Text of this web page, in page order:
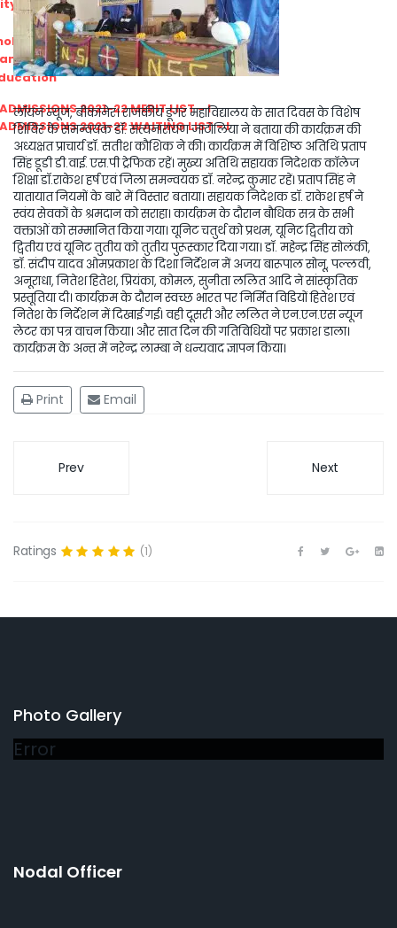
Portal
2021-22 MERIT LIST - I
2021-22 WAITING LIST - I
Previous
लॉयन न्यूज, बीकानेर। राजकीय डूंगर महाविद्यालय के सात दिवस के विशेष
शिविर के समन्वयक डॉ. सत्यनारायण जाटोलिया ने बताया की कार्यक्रम की
अध्यक्षत प्राचार्य डॉ. सतीश कौशिक ने की। कार्यक्रम में विशिष्ठ अतिथि प्रताप
सिंह डूडी डी.वाई. एस.पी ट्रेफिक रहें। मुख्य अतिथि सहायक निदेशक कॉलेज
शिक्षा डॉ.राकेश हर्ष एवं जिला समन्वयक डॉ. नरेन्द्र कुमार रहें। प्रताप सिंह ने
यातायात नियमों के बारे में विस्तार बताया। सहायक निदेशक डॉ. राकेश हर्ष ने
स्वंय सेवकों के श्रमदान को सराहा। कार्यक्रम के दौरान बौधिक सत्र के सभी
वक्ताओं को सम्मानित किया गया। यूनिट चतुर्थ को प्रथम, यूनिट द्वितीय को
द्वितीय एवं यूनिट तुतीय को तुतीय पुरूस्कार दिया गया। डॉ. महेन्द्र सिंह सोलंकी,
डॉ. संदीप यादव ओमप्रकाश के दिशा निर्देशन में अजय बारूपाल सोनू, पल्लवी,
अनूराधा, नितेश हितेश, प्रियंका, कोमल, सुनीता ललित आदि ने सांस्कृतिक
प्रस्तूतिया दी। कार्यक्रम के दौरान स्वच्छ भारत पर निर्मित विडियों हितेश एवं
नितेश के निर्देशन में दिखाई गई। वही दूसरी और ललित ने एन.एन.एस न्यूज
लेटर का पत्र वाचन किया। और सात दिन की गतिविधियों पर प्रकाश डाला।
कार्यक्रम के अन्त में नरेन्द्र लाम्बा ने धन्यवाद ज्ञापन किया।
Print Email
Prev Next
Ratings (1)
Photo Gallery
Error
Nodal Officer